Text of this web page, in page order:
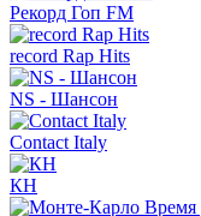
Рекорд Гоп FM
record Rap Hits
NS - Шансон
Contact Italy
КН